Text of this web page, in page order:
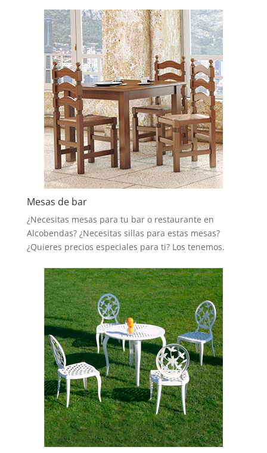
Mesas de bar
¿Necesitas mesas para tu bar o restaurante en
Alcobendas? ¿Necesitas sillas para estas mesas?
¿Quieres precios especiales para ti? Los tenemos.